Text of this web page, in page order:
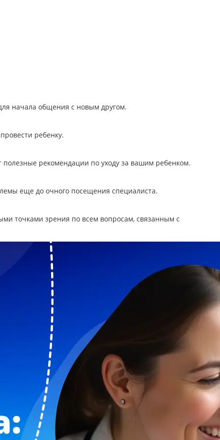
начала общения с новым другом.
ребенку.
рекомендации по уходу за вашим ребенком.
еще до очного посещения специалиста.
точками зрения по всем вопросам, связанным с